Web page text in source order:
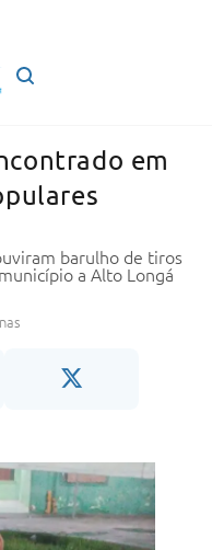
em
barulho de tiros
a Alto Longá